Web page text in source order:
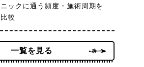
ニックに通う頻度・施術周期を
比較
一覧を見る